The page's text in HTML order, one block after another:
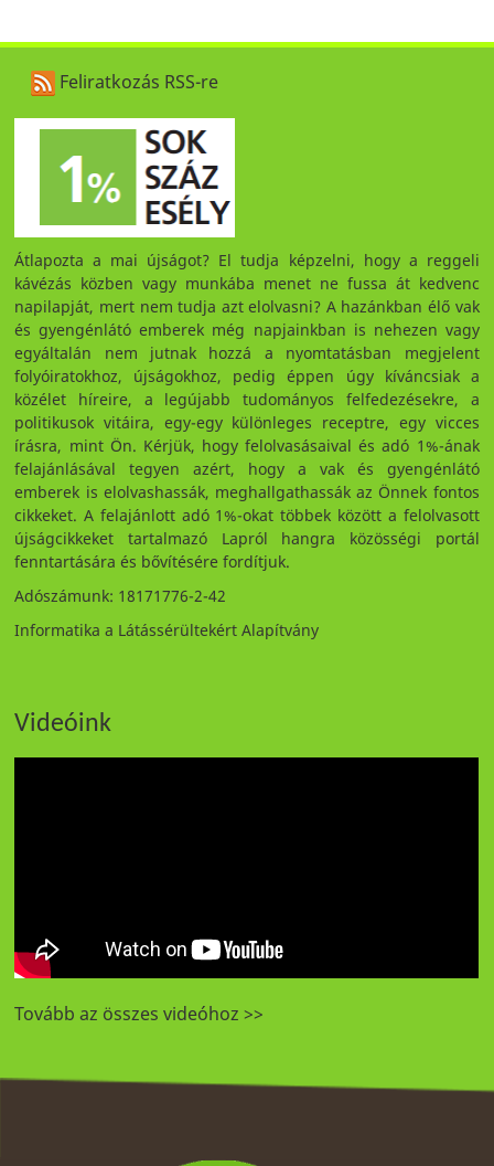
Feliratkozás RSS-re
Átlapozta a mai újságot? El tudja képzelni, hogy a reggeli
kávézás közben vagy munkába menet ne fussa át kedvenc
napilapját, mert nem tudja azt elolvasni? A hazánkban élő vak
és gyengénlátó emberek még napjainkban is nehezen vagy
egyáltalán nem jutnak hozzá a nyomtatásban megjelent
folyóiratokhoz, újságokhoz, pedig éppen úgy kíváncsiak a
közélet híreire, a legújabb tudományos felfedezésekre, a
politikusok vitáira, egy-egy különleges receptre, egy vicces
írásra, mint Ön. Kérjük, hogy felolvasásaival és adó 1%-ának
felajánlásával tegyen azért, hogy a vak és gyengénlátó
emberek is elolvashassák, meghallgathassák az Önnek fontos
cikkeket. A felajánlott adó 1%-okat többek között a felolvasott
újságcikkeket tartalmazó Lapról hangra közösségi portál
fenntartására és bővítésére fordítjuk.
Adószámunk: 18171776-2-42
Informatika a Látássérültekért Alapítvány
Videóink
Tovább az összes videóhoz >>